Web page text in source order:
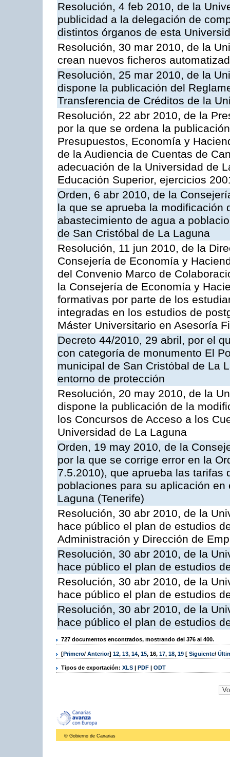
Resolución, 4 feb 2010, de la
publicidad a la delegación de
distintos órganos de esta
Resolución, 30 mar 2010, de la
crean nuevos ficheros
Resolución, 25 mar 2010, de la
dispone la publicación del
Transferencia de Créditos de la
Resolución, 22 abr 2010, de la
por la que se ordena la
Presupuestos, Economía y
de la Audiencia de Cuentas de
adecuación de la Universidad de
Educación Superior, ejercicios
Orden, 6 abr 2010, de la
la que se aprueba la modificación
abastecimiento de agua a
de San Cristóbal de La Laguna
Resolución, 11 jun 2010, de la
Consejería de Economía y
del Convenio Marco de
la Consejería de Economía y
formativas por parte de los
integradas en los estudios de
Máster Universitario en Asesoría
Decreto 44/2010, 29 abril, por el
con categoría de monumento El
municipal de San Cristóbal de La
entorno de protección
Resolución, 20 may 2010, de la
dispone la publicación de la
los Concursos de Acceso a los
Universidad de La Laguna
Orden, 19 may 2010, de la
por la que se corrige error en la
7.5.2010), que aprueba las tarifas
poblaciones para su aplicación
Laguna (Tenerife)
Resolución, 30 abr 2010, de la
hace público el plan de estudios
Administración y Dirección de
Resolución, 30 abr 2010, de la
hace público el plan de estudios
Resolución, 30 abr 2010, de la
hace público el plan de estudios
Resolución, 30 abr 2010, de la
hace público el plan de estudios
727 documentos encontrados, mostrando del 376 al 400.
[Primero/ Anterior] 12, 13, 14, 15, 16, 17, 18, 19 [ Siguiente/
Tipos de exportación: XLS | PDF | ODT
© Gobierno de Canarias